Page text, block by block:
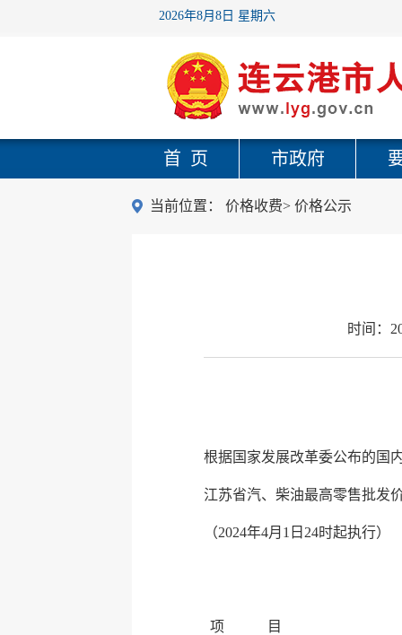
2026年8月8日 星期六
首 页 市政府
当前位置： 价格收费> 价格公示
时间：
根据国家发展改革委公布的国
江苏省汽、柴油最高零售批发
（2024年4月1日24时起执行）
项 目